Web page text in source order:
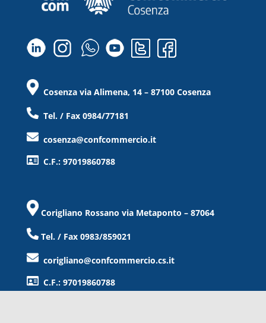
Cosenza via Alimena, 14 – 87100 Cosenza
Tel. / Fax 0984/77181
cosenza@confcommercio.it
C.F.: 97019860788
Corigliano Rossano via Metaponto – 87064
Tel. / Fax 0983/859021
corigliano@confcommercio.cs.it
C.F.: 97019860788